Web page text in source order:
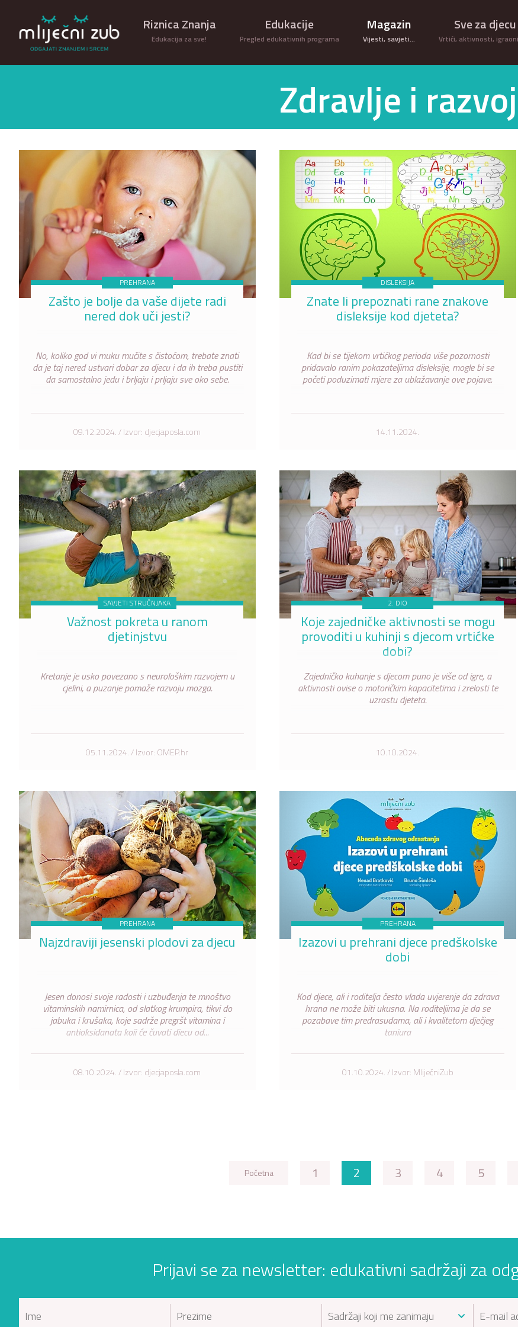
Riznica Znanja
Edukacija za sve!
Edukacije
Pregled edukativnih programa
Magazin
Vijesti, savjeti...
Sve za djecu
Vrtići, aktivnosti,
Zdravlje i razvoj
PREHRANA
Zašto je bolje da vaše dijete radi
nered dok uči jesti?
No, koliko god vi muku mučite s čistoćom, trebate znati
da je taj nered ustvari dobar za djecu i da ih treba pustiti
da samostalno jedu i brljaju i prljaju sve oko sebe.
09.12.2024. / Izvor: djecjaposla.com
DISLEKSIJA
Znate li prepoznati rane znakove
disleksije kod djeteta?
Kad bi se tijekom vrtićkog perioda više pozornosti
pridavalo ranim pokazateljima disleksije, mogle bi se
početi poduzimati mjere za ublažavanje ove pojave.
14.11.2024.
SAVJETI STRUČNJAKA
Važnost pokreta u ranom
djetinjstvu
Kretanje je usko povezano s neurološkim razvojem u
cjelini, a puzanje pomaže razvoju mozga.
05.11.2024. / Izvor: OMEP.hr
2. DIO
Koje zajedničke aktivnosti se mogu
provoditi u kuhinji s djecom vrtićke
dobi?
Zajedničko kuhanje s djecom puno je više od igre, a
aktivnosti ovise o motoričkim kapacitetima i zrelosti te
uzrastu djeteta.
10.10.2024.
PREHRANA
Najzdraviji jesenski plodovi za djecu
Jesen donosi svoje radosti i uzbuđenja te mnoštvo
vitaminskih namirnica, od slatkog krumpira, tikvi do
jabuka i krušaka, koje sadrže pregršt vitamina i
antioksidanata koji će čuvati djecu od...
08.10.2024. / Izvor: djecjaposla.com
PREHRANA
Izazovi u prehrani djece predškolske
dobi
Kod djece, ali i roditelja često vlada uvjerenje da zdrava
hrana ne može biti ukusna. Na roditeljima je da se
pozabave tim predrasudama, ali i kvalitetom dječjeg
tanjura
01.10.2024. / Izvor: MliječniZub
Početna 1 2 3 4 5
Prijavi se za newsletter: edukativni sadržaji za